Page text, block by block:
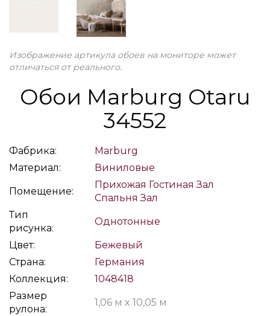
Изображение артикула обоев на мониторе может
отличаться от реального.
Обои Marburg Otaru
34552
Фабрика:
Marburg
Материал:
Виниловые
Помещение:
Прихожая Гостиная Зал
Спальня Зал
Тип
рисунка:
Однотонные
Цвет:
Бежевый
Страна:
Германия
Коллекция:
1048418
Размер
рулона:
1,06 м x 10,05 м